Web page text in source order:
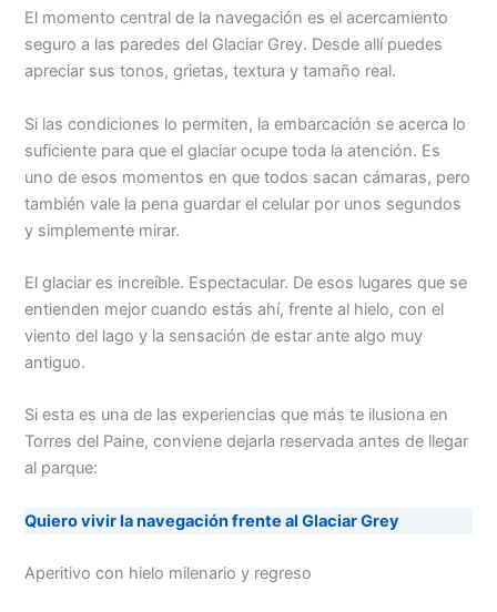
El momento central de la navegación es el acercamiento
seguro a las paredes del Glaciar Grey. Desde allí puedes
apreciar sus tonos, grietas, textura y tamaño real.
Si las condiciones lo permiten, la embarcación se acerca lo
suficiente para que el glaciar ocupe toda la atención. Es
uno de esos momentos en que todos sacan cámaras, pero
también vale la pena guardar el celular por unos segundos
y simplemente mirar.
El glaciar es increíble. Espectacular. De esos lugares que se
entienden mejor cuando estás ahí, frente al hielo, con el
viento del lago y la sensación de estar ante algo muy
antiguo.
Si esta es una de las experiencias que más te ilusiona en
Torres del Paine, conviene dejarla reservada antes de llegar
al parque:
Quiero vivir la navegación frente al Glaciar Grey
Aperitivo con hielo milenario y regreso